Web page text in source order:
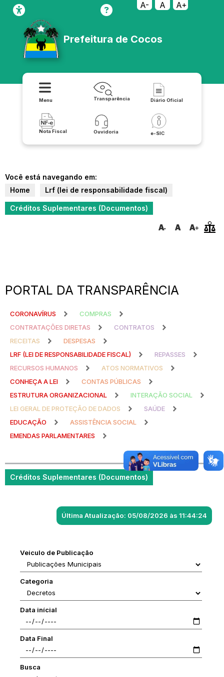
A- A A+
Prefeitura de Cocos
Menu Transparência Diário Oficial
Nota Fiscal Ouvidoria e-SIC
Você está navegando em:
Home
Lrf (lei de responsabilidade fiscal)
Créditos Suplementares (Documentos)
PORTAL DA TRANSPARÊNCIA
CORONAVÍRUS
COMPRAS
CONTRATAÇÕES DIRETAS
CONTRATOS
RECEITAS
DESPESAS
LRF (LEI DE RESPONSABILIDADE FISCAL)
REPASSES
RECURSOS HUMANOS
ATOS NORMATIVOS
CONHEÇA A LEI
CONTAS PÚBLICAS
ESTRUTURA ORGANIZACIONAL
INTERAÇÃO SOCIAL
LEI GERAL DE PROTEÇÃO DE DADOS
SAÚDE
EDUCAÇÃO
ASSISTÊNCIA SOCIAL
EMENDAS PARLAMENTARES
Créditos Suplementares (Documentos)
Última Atualização: 05/08/2026 às 11:44:24
Veiculo de Publicação
Categoria
Data inícial
Data Final
Busca